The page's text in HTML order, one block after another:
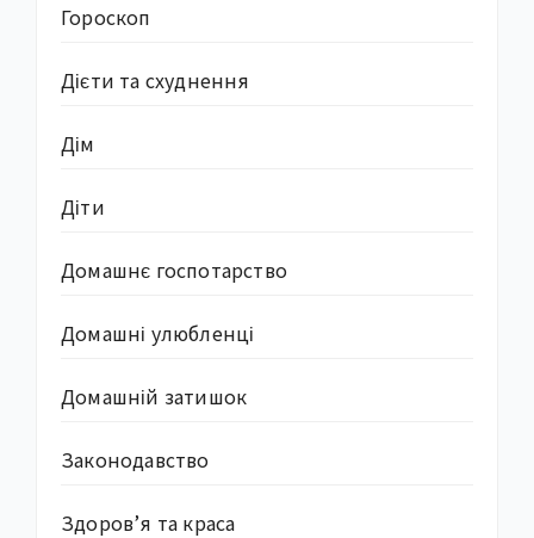
Гороскоп
Дієти та схуднення
Дім
Діти
Домашнє госпотарство
Домашні улюбленці
Домашній затишок
Законодавство
Здоров’я та краса